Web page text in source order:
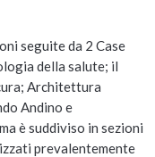
seguite da 2 Case
della salute; il
Architettura
Andino e
è suddiviso in sezioni
prevalentemente